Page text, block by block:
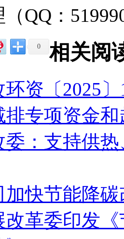
QQ：
0 相关阅
环资〔2025
排专项资金
委：支持供
加快节能降
改革委印发